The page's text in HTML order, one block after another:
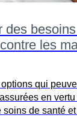
des
les
qui
en
de santé